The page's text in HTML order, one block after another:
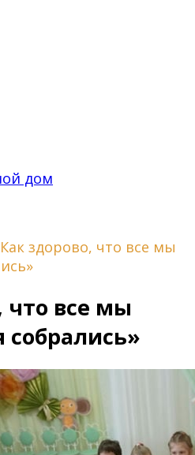
дом
здорово, что все мы
что все мы
собрались»